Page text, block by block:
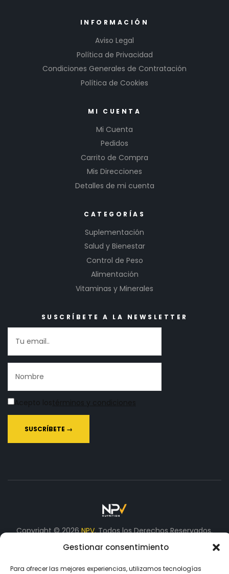
Gestionar consentimiento
Para ofrecer las mejores experiencias, utilizamos tecnologías
INFORMACIÓN
Aviso Legal
Política de Privacidad
Condiciones Generales de Contratación
Política de Cookies
MI CUENTA
Mi Cuenta
Pedidos
Carrito de Compra
Mis Direcciones
Detalles de mi cuenta
CATEGORÍAS
Suplementación
Salud y Bienestar
Control de Peso
Alimentación
Vitaminas y Minerales
SUSCRÍBETE A LA NEWSLETTER
Copyright © 2026NPV.Todos los Derechos Reservados.
Aceptamos